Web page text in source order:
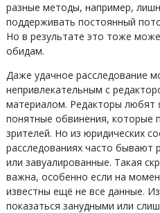
разные методы, например,
поддерживать постоянный
Но в результате это тоже
обидам.
Даже удачное расследование
непривлекательным с
материалом. Редакторы любят
понятные обвинения, которые
зрителей. Но из юридических
расследованиях часто
или завуалированные. Такая
важна, особенно если на
известны ещё не все данные.
показаться занудными или